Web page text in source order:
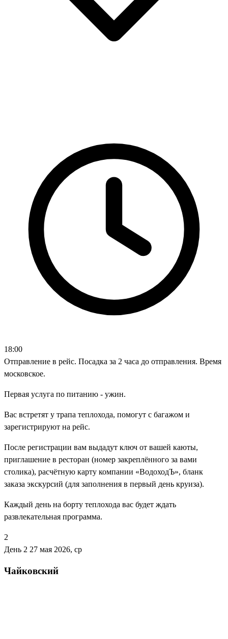
18:00
Отправление в рейс. Посадка за 2 часа до отправления. Время
московское.
Первая услуга по питанию - ужин.
Вас встретят у трапа теплохода, помогут с багажом и
зарегистрируют на рейс.
После регистрации вам выдадут ключ от вашей каюты,
приглашение в ресторан (номер закреплённого за вами
столика), расчётную карту компании «ВодоходЪ», бланк
заказа экскурсий (для заполнения в первый день круиза).
Каждый день на борту теплохода вас будет ждать
развлекательная программа.
2
День 2 27 мая 2026, ср
Чайковский